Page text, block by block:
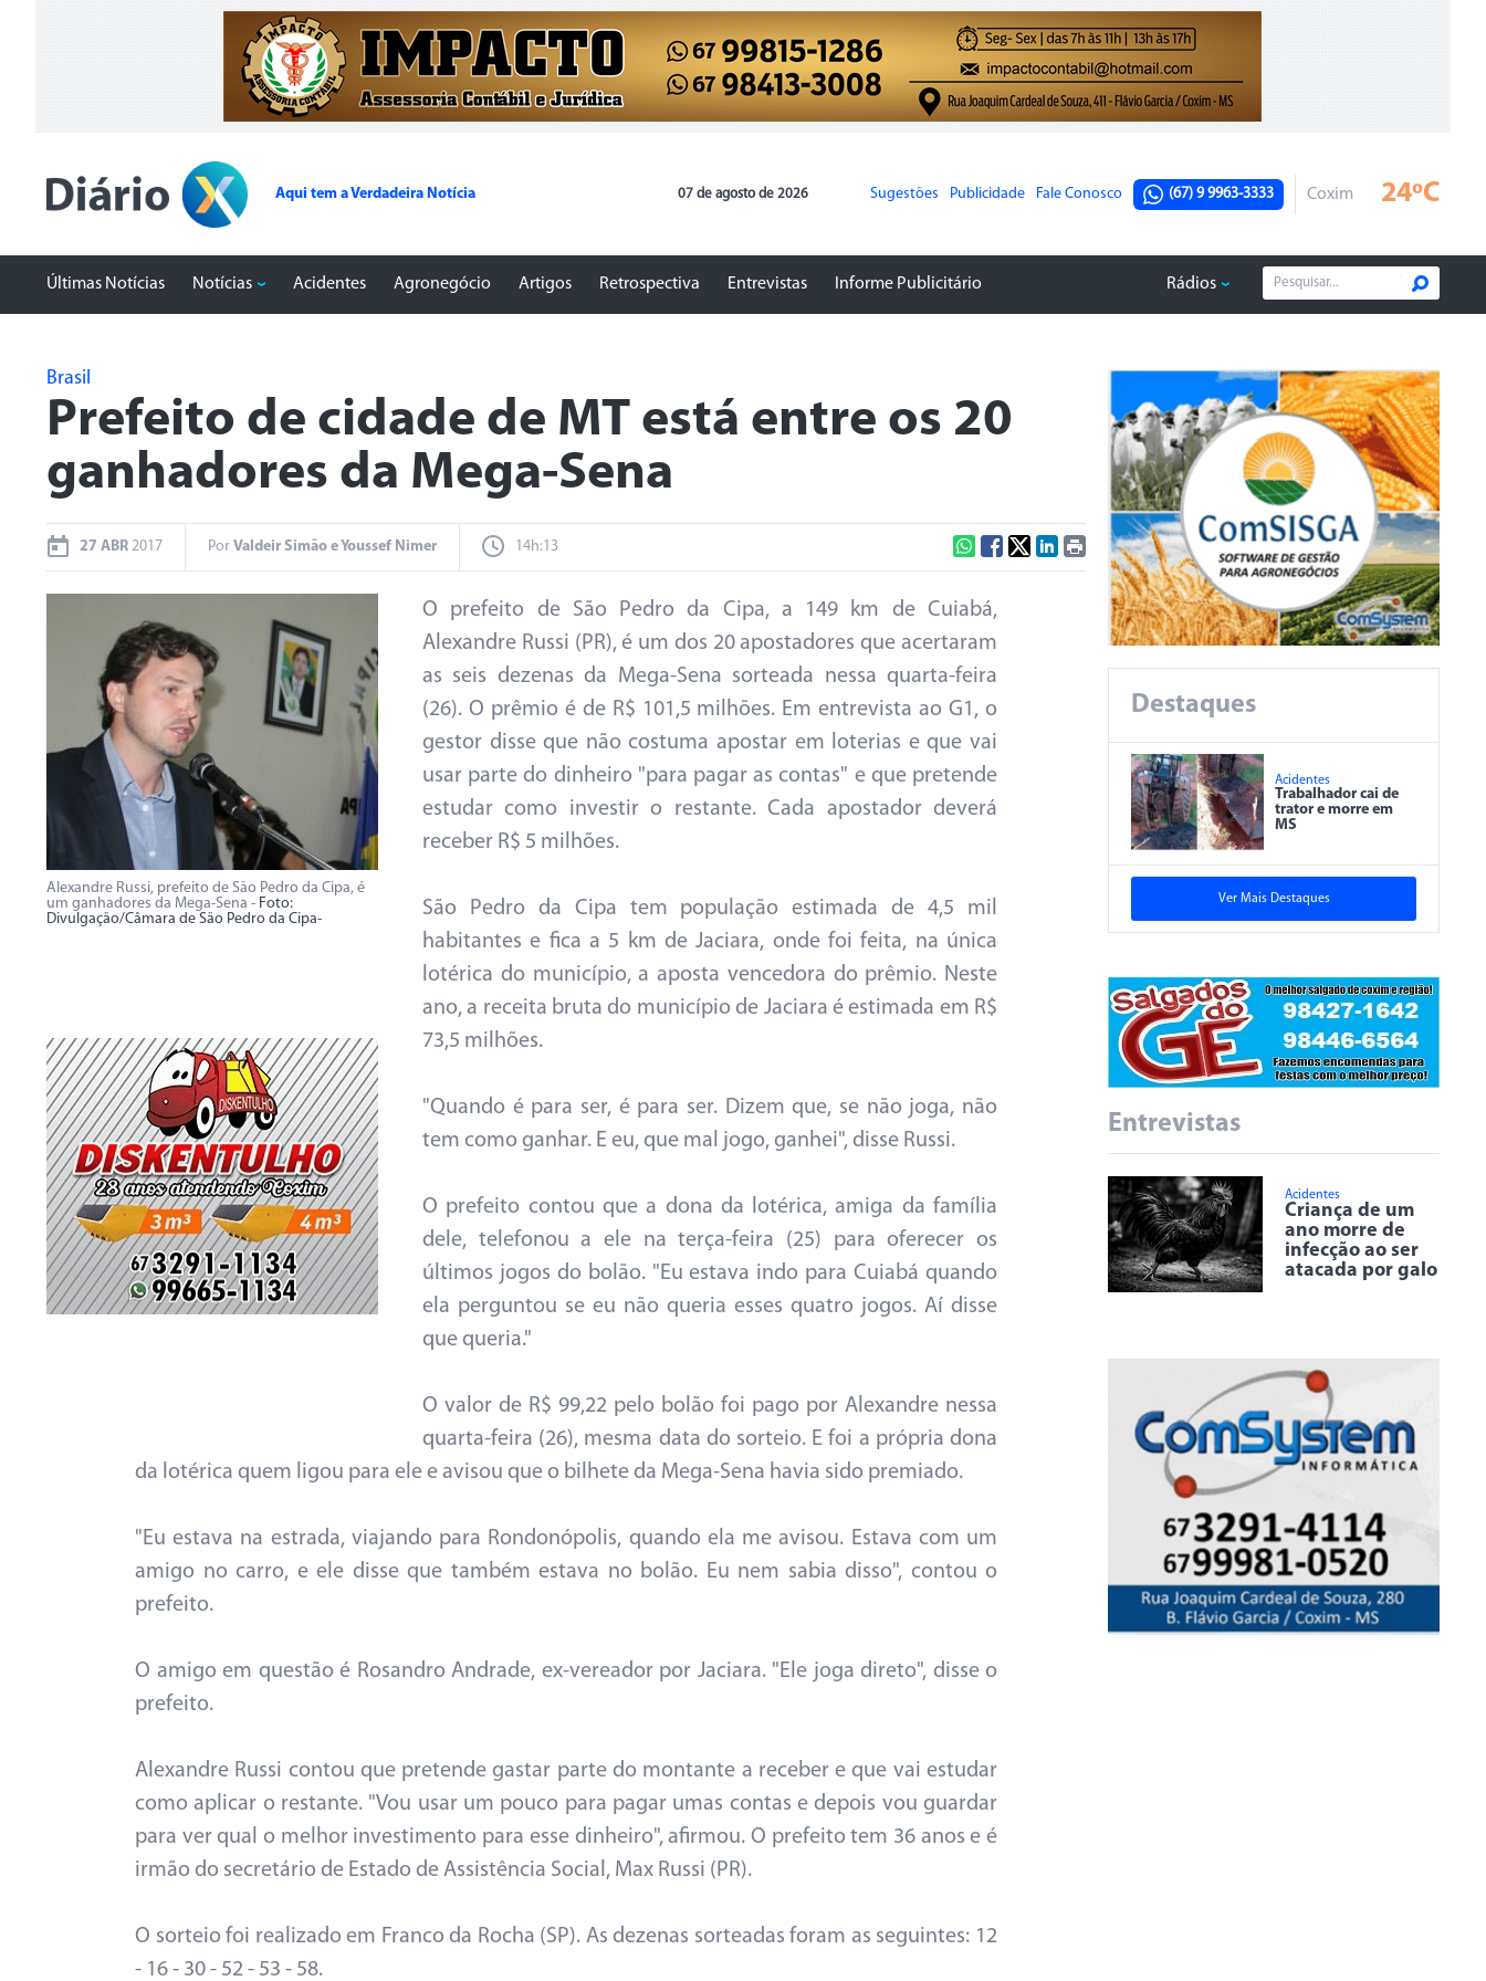
Aqui tem a Verdadeira Notícia 07 de agosto de 2026 Sugestões Publicidade Fale Conosco (67) 9 9963-3333 Coxim 24ºC
Últimas Notícias Notícias Acidentes Agronegócio Artigos Retrospectiva Entrevistas Informe Publicitário Rádios
Brasil
Prefeito de cidade de MT está entre os 20
ganhadores da Mega-Sena
27 ABR 2017 Por Valdeir Simão e Youssef Nimer 14h:13
Alexandre Russi, prefeito de São Pedro da Cipa, é
um ganhadores da Mega-Sena - Foto:
Divulgação/Câmara de São Pedro da Cipa-
O prefeito de São Pedro da Cipa, a 149 km de Cuiabá,
Alexandre Russi (PR), é um dos 20 apostadores que acertaram
as seis dezenas da Mega-Sena sorteada nessa quarta-feira
(26). O prêmio é de R$ 101,5 milhões. Em entrevista ao G1, o
gestor disse que não costuma apostar em loterias e que vai
usar parte do dinheiro "para pagar as contas" e que pretende
estudar como investir o restante. Cada apostador deverá
receber R$ 5 milhões.
São Pedro da Cipa tem população estimada de 4,5 mil
habitantes e fica a 5 km de Jaciara, onde foi feita, na única
lotérica do município, a aposta vencedora do prêmio. Neste
ano, a receita bruta do município de Jaciara é estimada em R$
73,5 milhões.
"Quando é para ser, é para ser. Dizem que, se não joga, não
tem como ganhar. E eu, que mal jogo, ganhei", disse Russi.
O prefeito contou que a dona da lotérica, amiga da família
dele, telefonou a ele na terça-feira (25) para oferecer os
últimos jogos do bolão. "Eu estava indo para Cuiabá quando
ela perguntou se eu não queria esses quatro jogos. Aí disse
que queria."
O valor de R$ 99,22 pelo bolão foi pago por Alexandre nessa
quarta-feira (26), mesma data do sorteio. E foi a própria dona
da lotérica quem ligou para ele e avisou que o bilhete da Mega-Sena havia sido premiado.
"Eu estava na estrada, viajando para Rondonópolis, quando ela me avisou. Estava com um
amigo no carro, e ele disse que também estava no bolão. Eu nem sabia disso", contou o
prefeito.
O amigo em questão é Rosandro Andrade, ex-vereador por Jaciara. "Ele joga direto", disse o
prefeito.
Alexandre Russi contou que pretende gastar parte do montante a receber e que vai estudar
como aplicar o restante. "Vou usar um pouco para pagar umas contas e depois vou guardar
para ver qual o melhor investimento para esse dinheiro", afirmou. O prefeito tem 36 anos e é
irmão do secretário de Estado de Assistência Social, Max Russi (PR).
O sorteio foi realizado em Franco da Rocha (SP). As dezenas sorteadas foram as seguintes: 12
- 16 - 30 - 52 - 53 - 58.
Destaques
Acidentes
Trabalhador cai de
trator e morre em
MS
Ver Mais Destaques
Entrevistas
Acidentes
Criança de um
ano morre de
infecção ao ser
atacada por galo